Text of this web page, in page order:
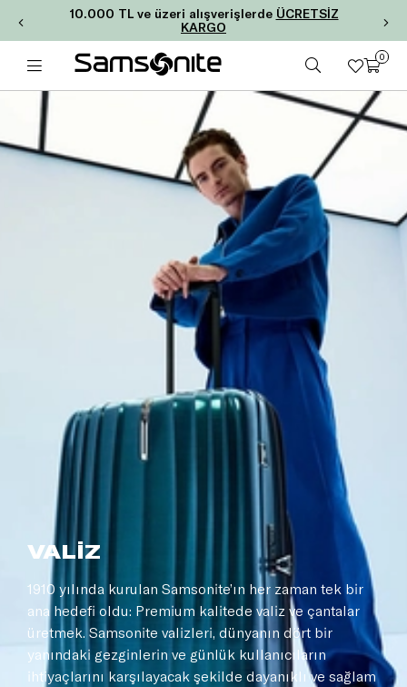
10.000 TL ve üzeri alışverişlerde ÜCRETSİZ
KARGO
0
VALİZ
1910 yılında kurulan Samsonite’ın her zaman tek bir
ana hedefi oldu: Premium kalitede valiz ve çantalar
üretmek. Samsonite valizleri, dünyanın dört bir
yanındaki gezginlerin ve günlük kullanıcıların
ihtiyaçlarını karşılayacak şekilde dayanıklı ve sağlam